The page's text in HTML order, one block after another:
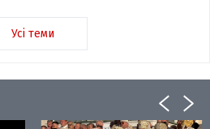
Усі теми